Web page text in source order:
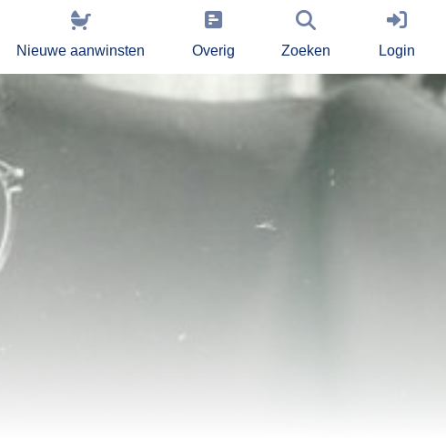
Nieuwe aanwinsten Overig Zoeken Login